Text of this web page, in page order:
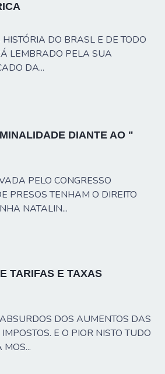
DO BRASL E DE TODO
LEMBRADO PELA SUA
DA...
DIANTE AO "
PELO CONGRESSO
PRESOS TENHAM O DIREITO
NATALIN...
TARIFAS E TAXAS
DOS AUMENTOS DAS
E O PIOR NISTO TUDO